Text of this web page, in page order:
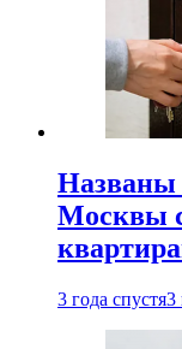
Названы
Москвы
3 года спустя3